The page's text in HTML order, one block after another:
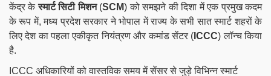
केंद्र केस्मार्ट सिटी मिशन(SCM) को समझने की दिशा में एक प्रमुख कदम
के रूप में, मध्य प्रदेश सरकार ने भोपाल में राज्य के सभी सात स्मार्ट शहरों के
लिए देश का पहला एकीकृत नियंत्रण और कमांड सेंटर ( ICCC) लॉन्च किया
है.
ICCC अधिकारियों को वास्तविक समय में सेंसर से जुड़े विभिन्न स्मार्ट